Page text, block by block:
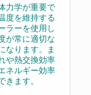
力学が重要で
度を維持する
ラーを使用し
が常に適切な
なります。ま
や熱交換効率
ネルギー効率
ます。